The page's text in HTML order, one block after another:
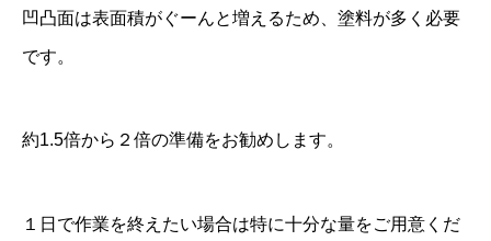
凹凸面は表面積がぐーんと増えるため、塗料が多く必要
です。
約1.5倍から２倍の準備をお勧めします。
１日で作業を終えたい場合は特に十分な量をご用意くだ